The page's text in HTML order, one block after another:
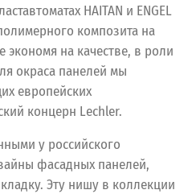
HAITAN и ENGEL
композита на
на качестве, в роли
окраса панелей мы
европейских
концерн Lechler.
у российского
фасадных панелей,
Эту нишу в коллекции